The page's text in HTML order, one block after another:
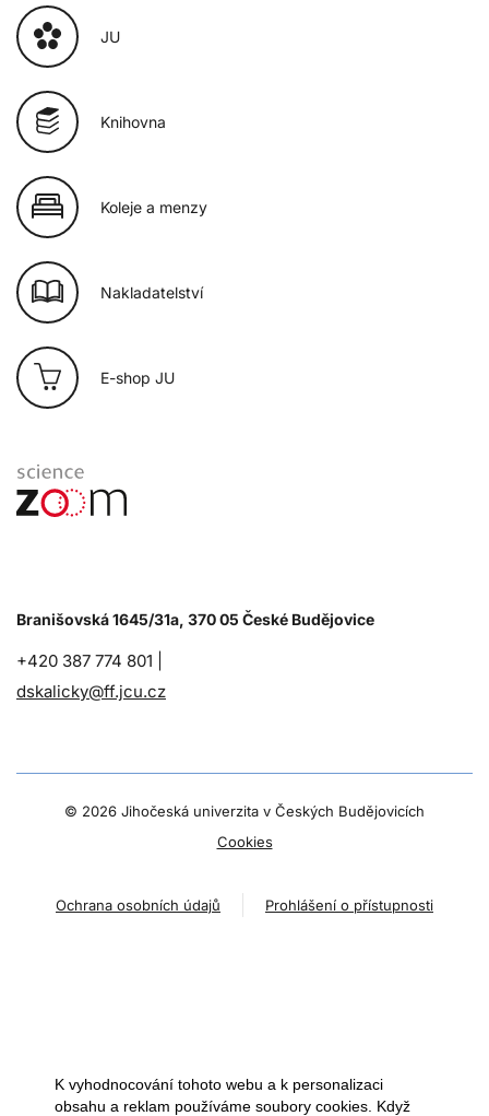
JU
Knihovna
Koleje a menzy
Nakladatelství
E-shop JU
Branišovská 1645/31a, 370 05 České Budějovice
+420 387 774 801 |
dskalicky@ff.jcu.cz
© 2026 Jihočeská univerzita v Českých Budějovicích
Cookies
Ochrana osobních údajů Prohlášení o přístupnosti
K vyhodnocování tohoto webu a k personalizaci
obsahu a reklam používáme soubory cookies. Když